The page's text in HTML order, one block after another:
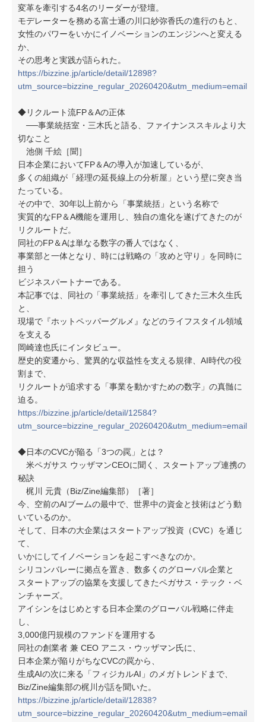
変革を牽引する4名のリーダーが登壇。
モデレーターを務める富士通の川口紗弥香氏の進行のもと、
女性のパワーをいかにイノベーションのエンジンへと変える
か、
その思考と実践が語られた。
https://bizzine.jp/article/detail/12898?
utm_source=bizzine_regular_20260420&utm_medium=email
◆リクルート流FP＆Aの正体
──事業統括室・三木氏と語る、ファイナンススキルより大
切なこと
池側 千絵［聞］
日本企業においてFP＆Aの導入が加速しているが、
多くの組織が「経理の延長線上の分析屋」という壁に突き当
たっている。
その中で、30年以上前から「事業統括」という名称で
実質的なFP＆A機能を運用し、独自の進化を遂げてきたのが
リクルートだ。
同社のFP＆Aは単なる数字の番人ではなく、
事業部と一体となり、時には戦略の「攻めと守り」を同時に
担う
ビジネスパートナーである。
本記事では、同社の「事業統括」を牽引してきた三木久生氏
と、
現場で『ホットペッパーグルメ』などのライフスタイル領域
を支える
岡崎達也氏にインタビュー。
歴史的変遷から、驚異的な収益性を支える規律、AI時代の役
割まで、
リクルートが追求する「事業を動かすための数字」の真髄に
迫る。
https://bizzine.jp/article/detail/12584?
utm_source=bizzine_regular_20260420&utm_medium=email
◆日本のCVCが陥る「3つの罠」とは？
米ペガサス ウッザマンCEOに聞く、スタートアップ連携の
秘訣
梶川 元貴（Biz/Zine編集部）［著］
今、空前のAIブームの最中で、世界中の資金と技術はどう動
いているのか。
そして、日本の大企業はスタートアップ投資（CVC）を通じ
て、
いかにしてイノベーションを起こすべきなのか。
シリコンバレーに拠点を置き、数多くのグローバル企業と
スタートアップの協業を支援してきたペガサス・テック・ベ
ンチャーズ。
アイシンをはじめとする日本企業のグローバル戦略に伴走
し、
3,000億円規模のファンドを運用する
同社の創業者 兼 CEO アニス・ウッザマン氏に、
日本企業が陥りがちなCVCの罠から、
生成AIの次に来る「フィジカルAI」のメガトレンドまで、
Biz/Zine編集部の梶川が話を聞いた。
https://bizzine.jp/article/detail/12838?
utm_source=bizzine_regular_20260420&utm_medium=email